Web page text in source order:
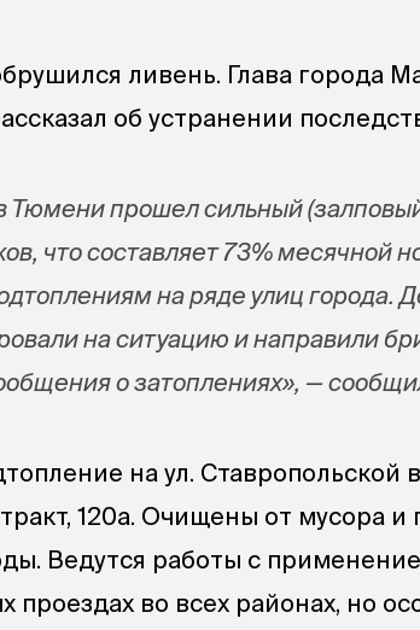
ливень. Глава города
об устранении
Тюмени прошел сильный
что составляет 73% месячной
на ряде улиц города.
на ситуацию и направили
о затоплениях», —
на ул. Ставропольской
120а. Очищены от мусора и
Ведутся работы с
проездах во всех районах, но